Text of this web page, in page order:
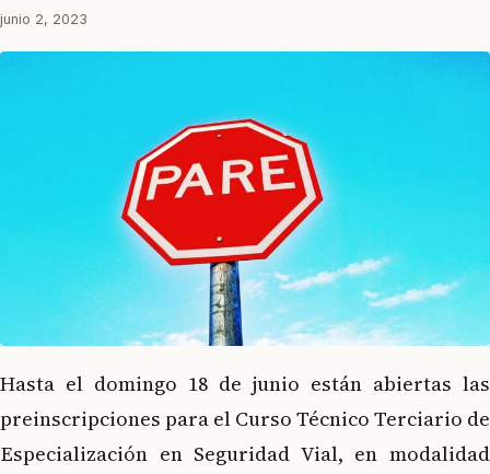
junio 2, 2023
Hasta el domingo 18 de junio están abiertas las
preinscripciones para el Curso Técnico Terciario de
Especialización en Seguridad Vial, en modalidad